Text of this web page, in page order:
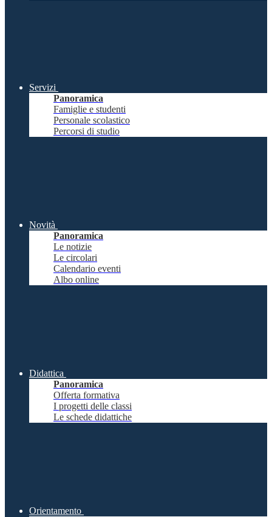
Servizi
Panoramica
Famiglie e studenti
Personale scolastico
Percorsi di studio
Novità
Panoramica
Le notizie
Le circolari
Calendario eventi
Albo online
Didattica
Panoramica
Offerta formativa
I progetti delle classi
Le schede didattiche
Orientamento